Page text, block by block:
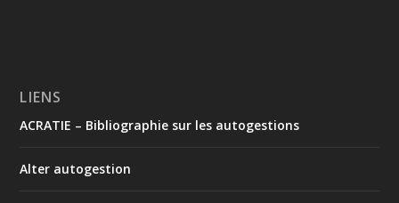
LIENS
ACRATIE – Bibliographie sur les autogestions
Alter autogestion